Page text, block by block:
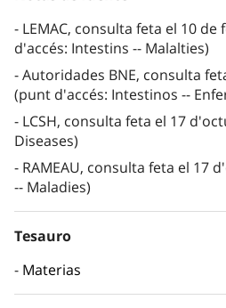
LEMAC, consulta feta el 10
d'accés: Intestins -- Malalties)
Autoridades BNE, consulta
(punt d'accés: Intestinos --
LCSH, consulta feta el 17
Diseases)
RAMEAU, consulta feta el 17
-- Maladies)
Tesauro
Materias